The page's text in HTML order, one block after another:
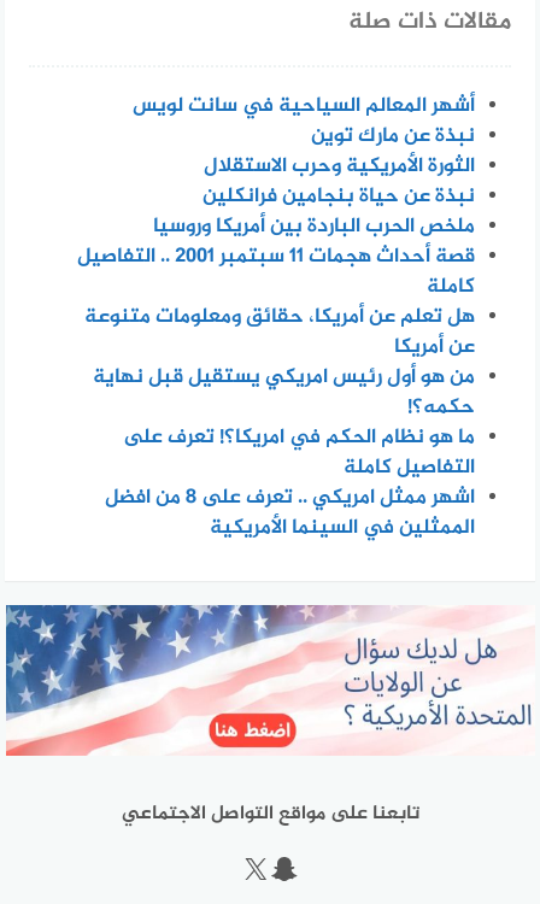
مقالات ذات صلة
أشهر المعالم السياحية في سانت لويس
نبذة عن مارك توين
الثورة الأمريكية وحرب الاستقلال
نبذة عن حياة بنجامين فرانكلين
ملخص الحرب الباردة بين أمريكا وروسيا
قصة أحداث هجمات 11 سبتمبر 2001 .. التفاصيل
كاملة
هل تعلم عن أمريكا، حقائق ومعلومات متنوعة
عن أمريكا
من هو أول رئيس امريكي يستقيل قبل نهاية
حكمه؟!
ما هو نظام الحكم في امريكا؟! تعرف على
التفاصيل كاملة
اشهر ممثل امريكي .. تعرف على 8 من افضل
الممثلين في السينما الأمريكية
تابعنا على مواقع التواصل الاجتماعي
سناب شات
إكس